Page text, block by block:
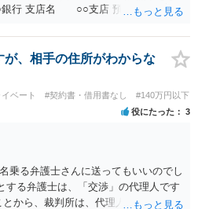
行 支店名 ○○支店 預金種別 普通
に返金する意思がないものと判断
びこれに対する遅延損害金の支払い
他必要な法的手続を直ちに講じま
で、あらかじめ申し添えます。 本件
とによって生じた返還義務の履行を
仕入先との取引関係や返金時期など
務の発生や履行時期には何ら影響を
以上、本件の解決を不必要に遅延さ
やかに返金手続を履行されるよう、強
、相手の住所がわからな
ベート #契約書・借用書なし #140万円以下
役にたった 3
乗る弁護士さんに送ってもいいのでし
する弁護士は、「交渉」の代理人です
から、裁判所は、代理人宛ての訴状